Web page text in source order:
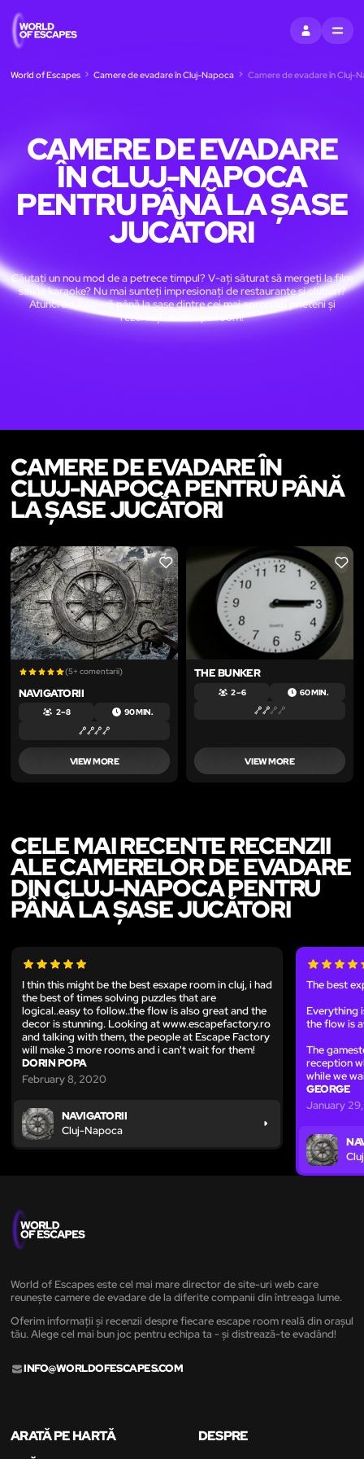
CONECTAȚI-
MENU
World of Escapes Camere de evadare în Cluj-Napoca Camere de evadare în Cluj-
CAMERE DE EVADARE
ÎN CLUJ-NAPOCA
PENTRU PÂNĂ LA ȘASE
JUCĂTORI
Căutați un nou mod de a petrece timpul? V-ați săturat să mergeți la film
sau la karaoke? Nu mai sunteți impresionați de restaurante și cluburi?
Atunci adunați-vă până la șase dintre cei mai apropiați prieteni și
rezervați un escape room!
CAMERE DE EVADARE ÎN
CLUJ-NAPOCA PENTRU PÂNĂ
LA ȘASE JUCĂTORI
LIKE
(5+ comentarii)
NAVIGATORII
2 – 8 90 MIN.
VIEW MORE
LIKE
THE BUNKER
2 – 6 60 MIN.
VIEW MORE
CELE MAI RECENTE RECENZII
ALE CAMERELOR DE EVADARE
DIN CLUJ-NAPOCA PENTRU
PÂNĂ LA ȘASE JUCĂTORI
I thin this might be the best esxape room in cluj, i had
the best of times solving puzzles that are
logical..easy to follow..the flow is also great and the
decor is stunning. Looking at www.escapefactory.ro
and talking with them, the people at Escape Factory
will make 3 more rooms and i can't wait for them!
DORIN POPA
February 8, 2020
NAVIGATORII
Cluj-Napoca
The best
Everything
the flow is
The
reception
while we
GEORGE
January
World of Escapes este cel mai mare director de site-uri web care
reunește camere de evadare de la diferite companii din întreaga lume.
Oferim informații și recenzii despre fiecare escape room reală din orașul
tău. Alege cel mai bun joc pentru echipa ta - și distrează-te evadând!
INFO@WORLDOFESCAPES.COM
ARATĂ PE HARTĂ
DESPRE